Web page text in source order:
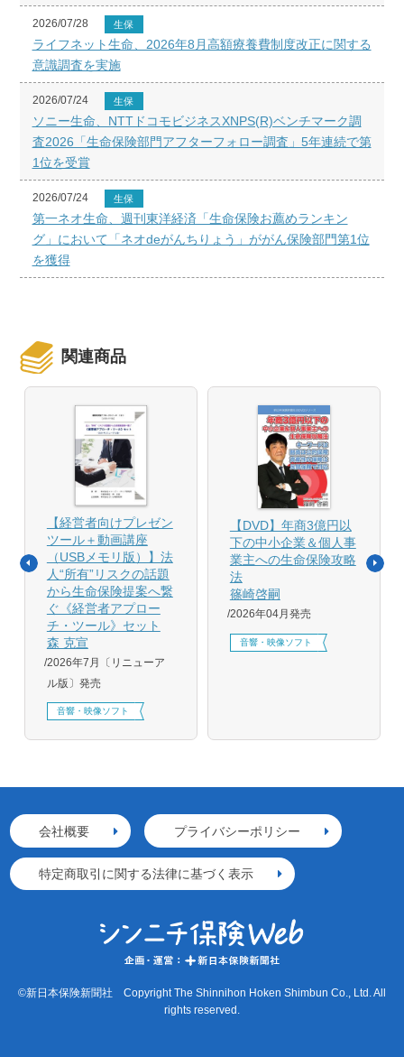
2026/07/28 生保
ライフネット生命、2026年8月高額療養費制度改正に関する
意識調査を実施
2026/07/24 生保
ソニー生命、NTTドコモビジネスXNPS(R)ベンチマーク調
査2026「生命保険部門アフターフォロー調査」5年連続で第
1位を受賞
2026/07/24 生保
第一ネオ生命、週刊東洋経済「生命保険お薦めランキン
グ」において「ネオdeがんちりょう」ががん保険部門第1位
を獲得
関連商品
【経営者向けプレゼン
ツール＋動画講座
（USBメモリ版）】法
人“所有”リスクの話題
から生命保険提案へ繋
ぐ《経営者アプロー
チ・ツール》セット
森 克宣
2026年7月〔リニューア
ル版〕発売
音響・映像ソフト
【DVD】年商3億円以
下の中小企業＆個人事
業主への生命保険攻略
法
篠崎啓嗣
2026年04月発売
音響・映像ソフト
会社概要 プライバシーポリシー
特定商取引に関する法律に基づく表示
©新日本保険新聞社 Copyright The Shinnihon Hoken Shimbun Co., Ltd. All
rights reserved.